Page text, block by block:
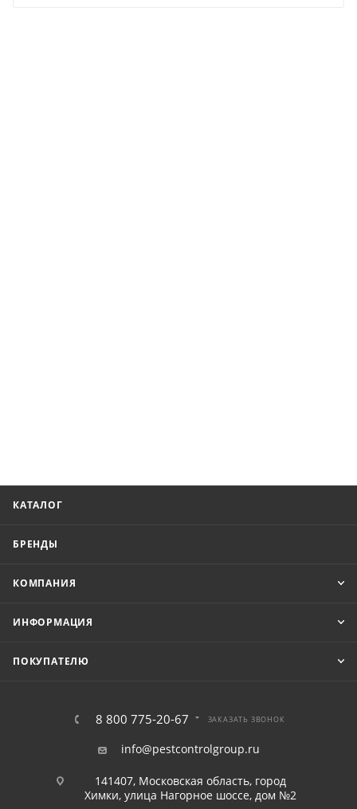
КАТАЛОГ
БРЕНДЫ
КОМПАНИЯ
ИНФОРМАЦИЯ
ПОКУПАТЕЛЮ
8 800 775-20-67 ЗАКАЗАТЬ ЗВОНОК
info@pestcontrolgroup.ru
141407, Московская область, город
Химки, улица Нагорное шоссе, дом №2